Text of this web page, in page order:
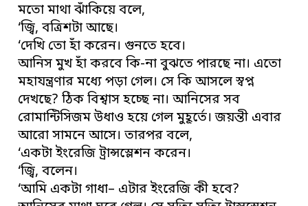
মতো মাথা ঝাঁকিয়ে বলে,
‘জ্বি, বত্রিশটা আছে।
‘দেখি তো হাঁ করেন। গুনতে হবে।
আনিস মুখ হাঁ করবে কি-না বুঝতে পারছে না। এতো
মহাযন্ত্রণার মধ্যে পড়া গেল। সে কি আসলে স্বপ্ন
দেখছে? ঠিক বিশ্বাস হচ্ছে না। আনিসের সব
রোমান্টিসিজম উধাও হয়ে গেল মুহূর্তে। জয়ন্তী এবার
আরো সামনে আসে। তারপর বলে,
‘একটা ইংরেজি ট্রান্সস্লেশন করেন।
‘জ্বি, বলেন।
‘আমি একটা গাধা– এটার ইংরেজি কী হবে?